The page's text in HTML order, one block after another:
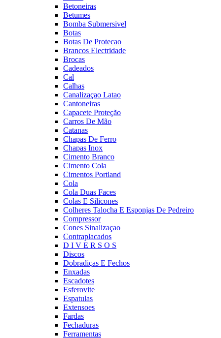
Betoneiras
Betumes
Bomba Submersivel
Botas
Botas De Protecao
Brancos Electridade
Brocas
Cadeados
Cal
Calhas
Canalizaçao Latao
Cantoneiras
Capacete Proteção
Carros De Mão
Catanas
Chapas De Ferro
Chapas Inox
Cimento Branco
Cimento Cola
Cimentos Portland
Cola
Cola Duas Faces
Colas E Silicones
Colheres Talocha E Esponjas De Pedreiro
Compressor
Cones Sinalizaçao
Contraplacados
D I V E R S O S
Discos
Dobradiças E Fechos
Enxadas
Escadotes
Esferovite
Espatulas
Extensoes
Fardas
Fechaduras
Ferramentas